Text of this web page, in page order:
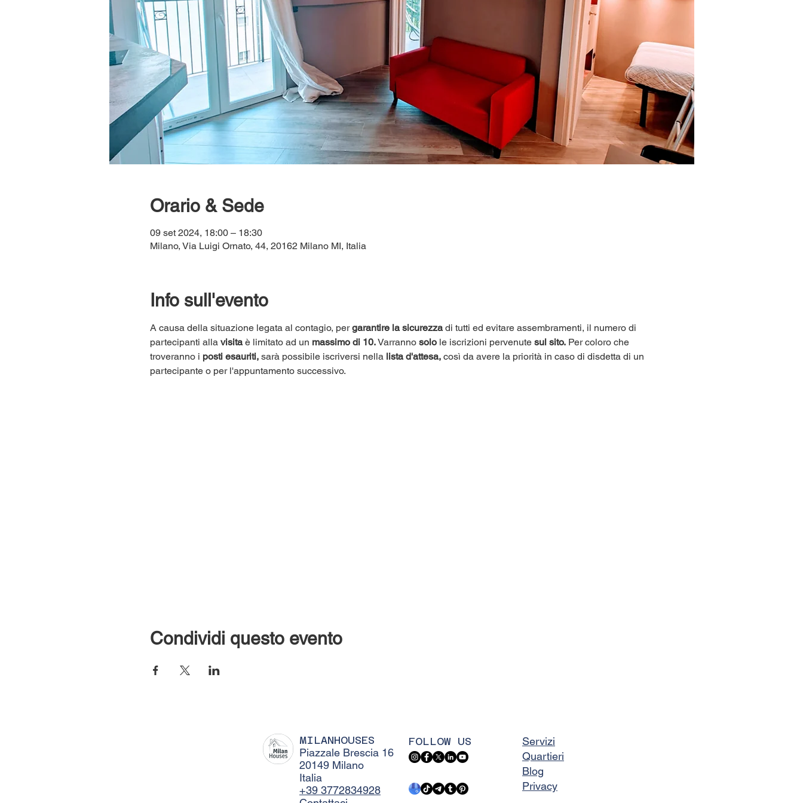
Orario & Sede
09 set 2024, 18:00 – 18:30
Milano, Via Luigi Ornato, 44, 20162 Milano MI, Italia
Info sull'evento
A causa della situazione legata al contagio, per garantire la sicurezza di tutti ed evitare assembramenti, il numero di
partecipanti alla visita è limitato ad un massimo di 10. Varranno solo le iscrizioni pervenute sul sito. Per coloro che
troveranno i posti esauriti, sarà possibile iscriversi nella lista d'attesa, così da avere la priorità in caso di disdetta di un
partecipante o per l'appuntamento successivo.
Condividi questo evento
MILANHOUSES
Piazzale Brescia 16
20149 Milano
Italia
+39 3772834928
FOLLOW US
Servizi
Quartieri
Blog
Privacy